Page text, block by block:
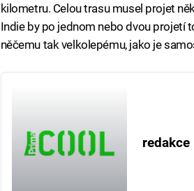
kilometru. Celou trasu musel projet
Indie by po jednom nebo dvou projetí
něčemu tak velkolepému, jako je
redakce